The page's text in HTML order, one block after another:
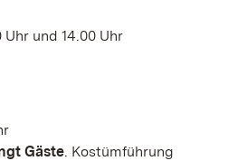
Uhr und 14.00 Uhr
Gäste. Kostümführung